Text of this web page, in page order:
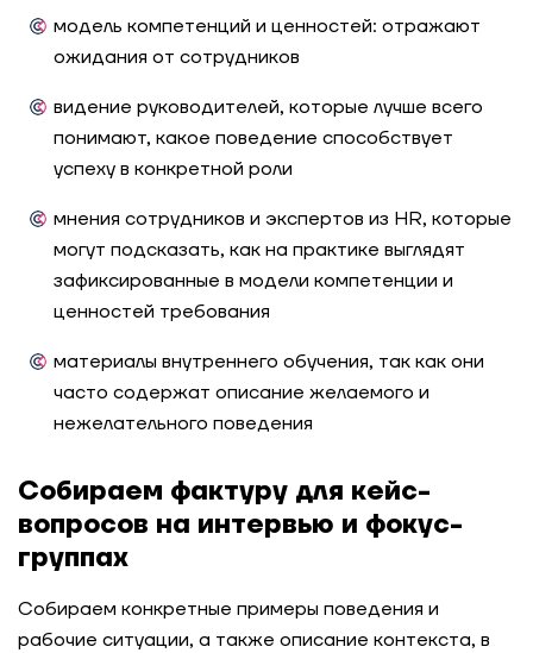
модель компетенций и ценностей: отражают
ожидания от сотрудников
видение руководителей, которые лучше всего
понимают, какое поведение способствует
успеху в конкретной роли
мнения сотрудников и экспертов из HR, которые
могут подсказать, как на практике выглядят
зафиксированные в модели компетенции и
ценностей требования
материалы внутреннего обучения, так как они
часто содержат описание желаемого и
нежелательного поведения
Собираем фактуру для кейс-
вопросов на интервью и фокус-
группах
Собираем конкретные примеры поведения и
рабочие ситуации, а также описание контекста, в